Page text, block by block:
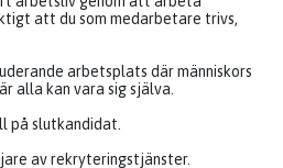
att du som medarbetare trivs,
arbetsplats där människors
alla kan vara sig själva.
på slutkandidat.
av rekryteringstjänster.